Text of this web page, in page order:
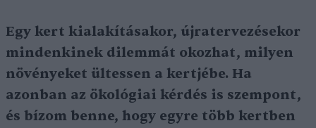
Egy kert kialakításakor, újratervezésekor
mindenkinek dilemmát okozhat, milyen
növényeket ültessen a kertjébe. Ha
azonban az ökológiai kérdés is szempont,
és bízom benne, hogy egyre több kertben